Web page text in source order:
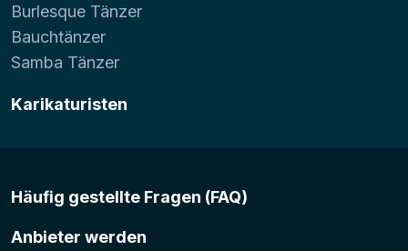
Burlesque Tänzer
Bauchtänzer
Samba Tänzer
Karikaturisten
Häufig gestellte Fragen (FAQ)
Anbieter werden